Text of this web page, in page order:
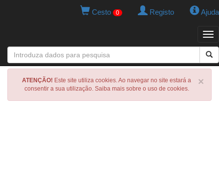
Cesto 0 Registo Ajuda
×
ATENÇÃO! Este site utiliza cookies. Ao navegar no site estará a
consentir a sua utilização. Saiba mais sobre o uso de cookies.